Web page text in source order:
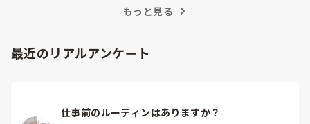
もっと見る
最近のリアルアンケート
仕事前のルーティンはありますか？